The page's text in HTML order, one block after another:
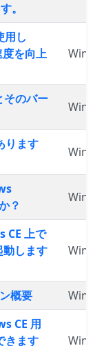
。
し
を向上
のバー
ります
？
CE 上で
します
概要
CE 用
きます